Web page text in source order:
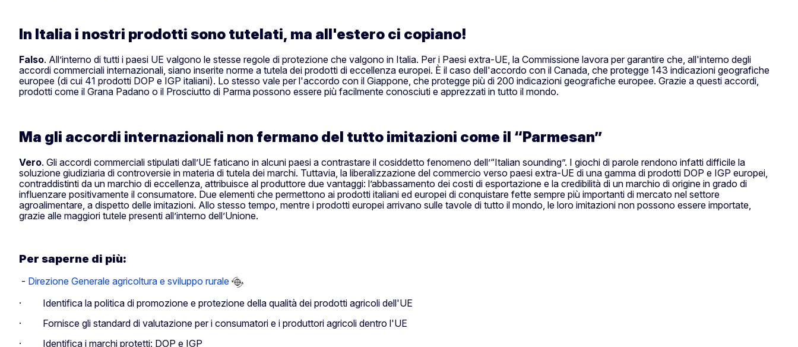
In Italia i nostri prodotti sono tutelati, ma all'estero ci copiano!
Falso. All’interno di tutti i paesi UE valgono le stesse regole di protezione che valgono in Italia. Per i Paesi extra-UE, la Commissione lavora per garantire che, all'interno degli
accordi commerciali internazionali, siano inserite norme a tutela dei prodotti di eccellenza europei. È il caso dell'accordo con il Canada, che protegge 143 indicazioni geografiche
europee (di cui 41 prodotti DOP e IGP italiani). Lo stesso vale per l'accordo con il Giappone, che protegge più di 200 indicazioni geografiche europee. Grazie a questi accordi,
prodotti come il Grana Padano o il Prosciutto di Parma possono essere più facilmente conosciuti e apprezzati in tutto il mondo.
Ma gli accordi internazionali non fermano del tutto imitazioni come il “Parmesan”
Vero. Gli accordi commerciali stipulati dall’UE faticano in alcuni paesi a contrastare il cosiddetto fenomeno dell’“Italian sounding”. I giochi di parole rendono infatti difficile la
soluzione giudiziaria di controversie in materia di tutela dei marchi. Tuttavia, la liberalizzazione del commercio verso paesi extra-UE di una gamma di prodotti DOP e IGP europei,
contraddistinti da un marchio di eccellenza, attribuisce al produttore due vantaggi: l’abbassamento dei costi di esportazione e la credibilità di un marchio di origine in grado di
influenzare positivamente il consumatore. Due elementi che permettono ai prodotti italiani ed europei di conquistare fette sempre più importanti di mercato nel settore
agroalimentare, a dispetto delle imitazioni. Allo stesso tempo, mentre i prodotti europei arrivano sulle tavole di tutto il mondo, le loro imitazioni non possono essere importate,
grazie alle maggiori tutele presenti all’interno dell’Unione.
Per saperne di più:
- Direzione Generale agricoltura e sviluppo rurale
· Identifica la politica di promozione e protezione della qualità dei prodotti agricoli dell'UE
· Fornisce gli standard di valutazione per i consumatori e i produttori agricoli dentro l'UE
· Identifica i marchi protetti: DOP e IGP